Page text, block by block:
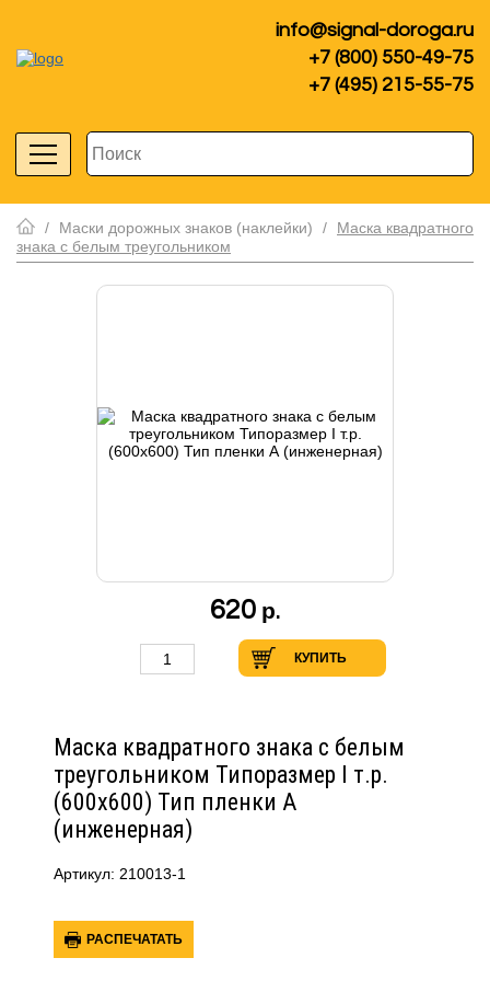
info@signal-doroga.ru
+7 (800) 550-49-75
+7 (495) 215-55-75
/ Маски дорожных знаков (наклейки) /
Маска квадратного
знака с белым треугольником
Маска квадратного знака с белым
треугольником Типоразмер I т.р.
(600х600) Тип пленки А
(инженерная)
Артикул: 210013-1
РАСПЕЧАТАТЬ
620 р.
КУПИТЬ